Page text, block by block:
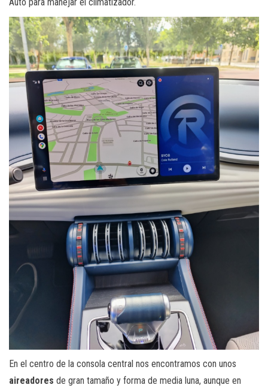
Auto para manejar el climatizador.
En el centro de la consola central nos encontramos con unos
aireadores de gran tamaño y forma de media luna, aunque en